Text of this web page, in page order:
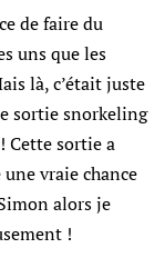
de faire du
uns que les
là, c’était juste
sortie snorkeling
Cette sortie a
vraie chance
alors je
!